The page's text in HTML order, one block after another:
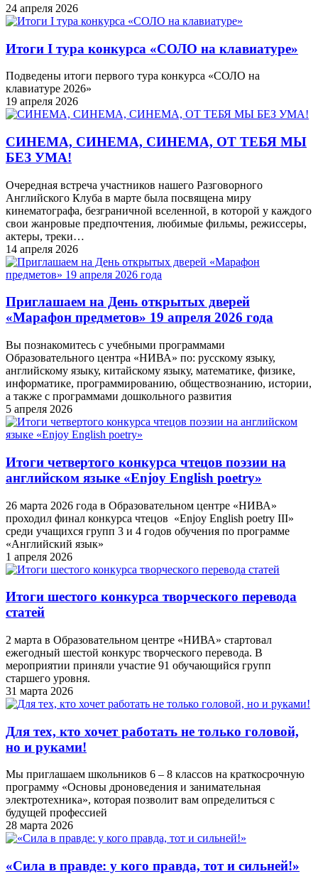
24 апреля 2026
Итоги I тура конкурса «СОЛО на клавиатуре»
Подведены итоги первого тура конкурса «СОЛО на
клавиатуре 2026»
19 апреля 2026
СИНЕМА, СИНЕМА, СИНЕМА, ОТ ТЕБЯ МЫ
БЕЗ УМА!
Очередная встреча участников нашего Разговорного
Английского Клуба в марте была посвящена миру
кинематографа, безграничной вселенной, в которой у каждого
свои жанровые предпочтения, любимые фильмы, режиссеры,
актеры, треки…
14 апреля 2026
Приглашаем на День открытых дверей
«Марафон предметов» 19 апреля 2026 года
Вы познакомитесь с учебными программами
Образовательного центра «НИВА» по: русскому языку,
английскому языку, китайскому языку, математике, физике,
информатике, программированию, обществознанию, истории,
а также с программами дошкольного развития
5 апреля 2026
Итоги четвертого конкурса чтецов поэзии на
английском языке «Enjoy English poetry»
26 марта 2026 года в Образовательном центре «НИВА»
проходил финал конкурса чтецов «Enjoy English poetry III»
среди учащихся групп 3 и 4 годов обучения по программе
«Английский язык»
1 апреля 2026
Итоги шестого конкурса творческого перевода
статей
2 марта в Образовательном центре «НИВА» стартовал
ежегодный шестой конкурс творческого перевода. В
мероприятии приняли участие 91 обучающийся групп
старшего уровня.
31 марта 2026
Для тех, кто хочет работать не только головой,
но и руками!
Мы приглашаем школьников 6 – 8 классов на краткосрочную
программу «Основы дроноведения и занимательная
электротехника», которая позволит вам определиться с
будущей профессией
28 марта 2026
«Cила в правде: у кого правда, тот и сильней!»